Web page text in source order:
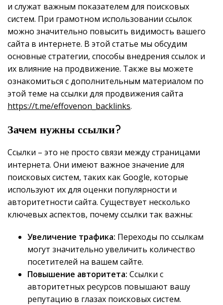
и служат важным показателем для поисковых
систем. При грамотном использовании ссылок
можно значительно повысить видимость вашего
сайта в интернете. В этой статье мы обсудим
основные стратегии, способы внедрения ссылок и
их влияние на продвижение. Также вы можете
ознакомиться с дополнительным материалом по
этой теме на ссылки для продвижения сайта
https://t.me/effovenon_backlinks.
Зачем нужны ссылки?
Ссылки – это не просто связи между страницами
интернета. Они имеют важное значение для
поисковых систем, таких как Google, которые
используют их для оценки популярности и
авторитетности сайта. Существует несколько
ключевых аспектов, почему ссылки так важны:
Увеличение трафика: Переходы по ссылкам
могут значительно увеличить количество
посетителей на вашем сайте.
Повышение авторитета: Ссылки с
авторитетных ресурсов повышают вашу
репутацию в глазах поисковых систем.